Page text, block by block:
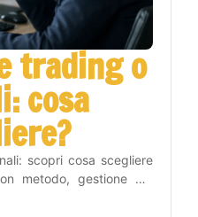
trading o
cosa
scopri cosa scegliere
metodo, gestione del